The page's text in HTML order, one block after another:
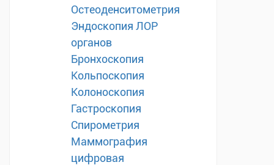
Остеоденситометрия
Эндоскопия ЛОР
органов
Бронхоскопия
Кольпоскопия
Колоноскопия
Гастроскопия
Спирометрия
Маммография
цифровая